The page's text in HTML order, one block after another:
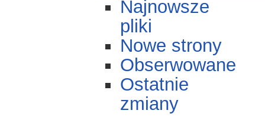
Najnowsze
pliki
Nowe strony
Obserwowane
Ostatnie
zmiany